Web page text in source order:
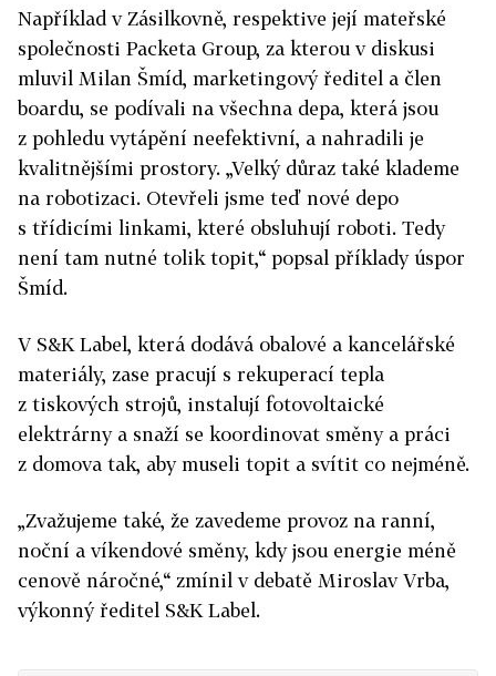
Například v Zásilkovně, respektive její mateřské
společnosti Packeta Group, za kterou v diskusi
mluvil Milan Šmíd, marketingový ředitel a člen
boardu, se podívali na všechna depa, která jsou
z pohledu vytápění neefektivní, a nahradili je
kvalitnějšími prostory. „Velký důraz také klademe
na robotizaci. Otevřeli jsme teď nové depo
s třídicími linkami, které obsluhují roboti. Tedy
není tam nutné tolik topit,“ popsal příklady úspor
Šmíd.
V S&K Label, která dodává obalové a kancelářské
materiály, zase pracují s rekuperací tepla
z tiskových strojů, instalují fotovoltaické
elektrárny a snaží se koordinovat směny a práci
z domova tak, aby museli topit a svítit co nejméně.
„Zvažujeme také, že zavedeme provoz na ranní,
noční a víkendové směny, kdy jsou energie méně
cenově náročné,“ zmínil v debatě Miroslav Vrba,
výkonný ředitel S&K Label.